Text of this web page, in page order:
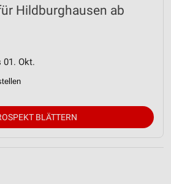
Hildburghausen ab
01. Okt.
BLÄTTERN